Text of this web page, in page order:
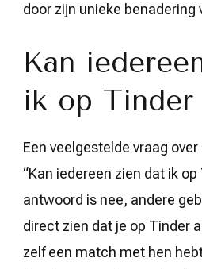
door zijn unieke benadering
Kan
ik op Tinder
Een veelgestelde vraag
“Kan iedereen zien dat ik
antwoord is nee, andere
direct zien dat je op Tinder
zelf een match met hen